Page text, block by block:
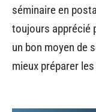
séminaire en
toujours apprécié
un bon moyen de
mieux préparer